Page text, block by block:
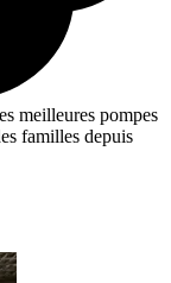
meilleures pompes
familles depuis